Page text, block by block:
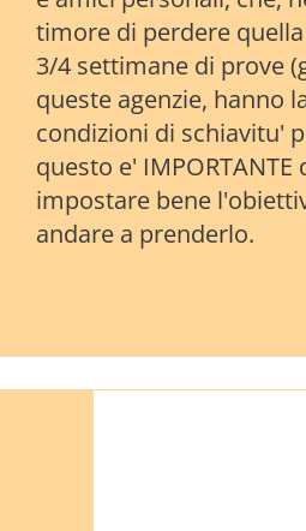
timore di perdere
3/4 settimane di prove
queste agenzie, hanno
condizioni di schiavitu'
questo e' IMPORTANTE
impostare bene
andare a prenderlo.